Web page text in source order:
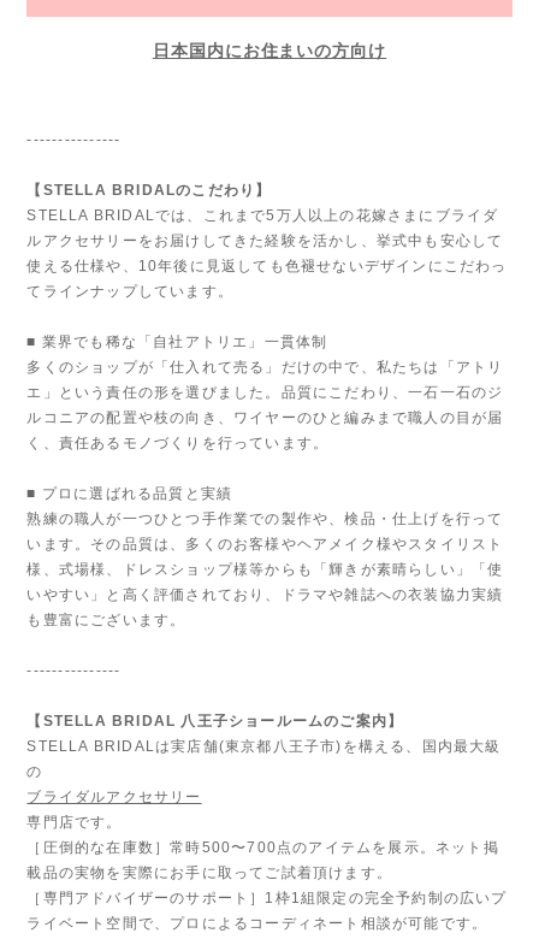
日本国内にお住まいの方向け
---------------
【STELLA BRIDALのこだわり】
STELLA BRIDALでは、これまで5万人以上の花嫁さまにブライダ
ルアクセサリーをお届けしてきた経験を活かし、挙式中も安心して
使える仕様や、10年後に見返しても色褪せないデザインにこだわっ
てラインナップしています。
■ 業界でも稀な「自社アトリエ」一貫体制
多くのショップが「仕入れて売る」だけの中で、私たちは「アトリ
エ」という責任の形を選びました。品質にこだわり、一石一石のジ
ルコニアの配置や枝の向き、ワイヤーのひと編みまで職人の目が届
く、責任あるモノづくりを行っています。
■ プロに選ばれる品質と実績
熟練の職人が一つひとつ手作業での製作や、検品・仕上げを行って
います。その品質は、多くのお客様やヘアメイク様やスタイリスト
様、式場様、ドレスショップ様等からも「輝きが素晴らしい」「使
いやすい」と高く評価されており、ドラマや雑誌への衣装協力実績
も豊富にございます。
---------------
【STELLA BRIDAL 八王子ショールームのご案内】
STELLA BRIDALは実店舗(東京都八王子市)を構える、国内最大級
の
ブライダルアクセサリー
専門店です。
［圧倒的な在庫数］常時500〜700点のアイテムを展示。ネット掲
載品の実物を実際にお手に取ってご試着頂けます。
［専門アドバイザーのサポート］1枠1組限定の完全予約制の広いプ
ライベート空間で、プロによるコーディネート相談が可能です。